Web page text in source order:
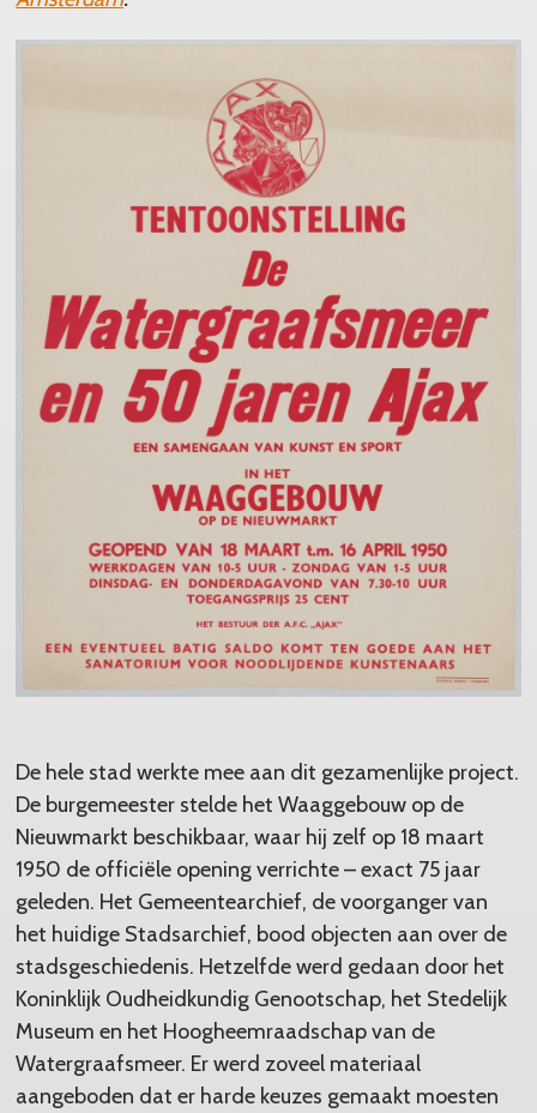
De hele stad werkte mee aan dit gezamenlijke project.
De burgemeester stelde het Waaggebouw op de
Nieuwmarkt beschikbaar, waar hij zelf op 18 maart
1950 de officiële opening verrichte – exact 75 jaar
geleden. Het Gemeentearchief, de voorganger van
het huidige Stadsarchief, bood objecten aan over de
stadsgeschiedenis. Hetzelfde werd gedaan door het
Koninklijk Oudheidkundig Genootschap, het Stedelijk
Museum en het Hoogheemraadschap van de
Watergraafsmeer. Er werd zoveel materiaal
aangeboden dat er harde keuzes gemaakt moesten